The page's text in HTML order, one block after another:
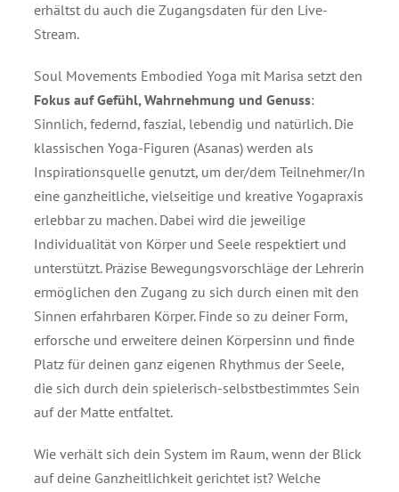
erhältst du auch die Zugangsdaten für den Live-
Stream.
Soul Movements Embodied Yoga mit Marisa setzt den
Fokus auf Gefühl, Wahrnehmung und Genuss:
Sinnlich, federnd, faszial, lebendig und natürlich. Die
klassischen Yoga-Figuren (Asanas) werden als
Inspirationsquelle genutzt, um der/dem Teilnehmer/In
eine ganzheitliche, vielseitige und kreative Yogapraxis
erlebbar zu machen. Dabei wird die jeweilige
Individualität von Körper und Seele respektiert und
unterstützt. Präzise Bewegungsvorschläge der Lehrerin
ermöglichen den Zugang zu sich durch einen mit den
Sinnen erfahrbaren Körper. Finde so zu deiner Form,
erforsche und erweitere deinen Körpersinn und finde
Platz für deinen ganz eigenen Rhythmus der Seele,
die sich durch dein spielerisch-selbstbestimmtes Sein
auf der Matte entfaltet.
Wie verhält sich dein System im Raum, wenn der Blick
auf deine Ganzheitlichkeit gerichtet ist? Welche